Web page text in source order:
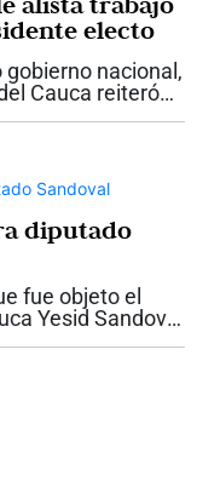
electo
nacional,
Cauca reiteró
de manera
diputado
fue objeto el
Yesid Sandoval